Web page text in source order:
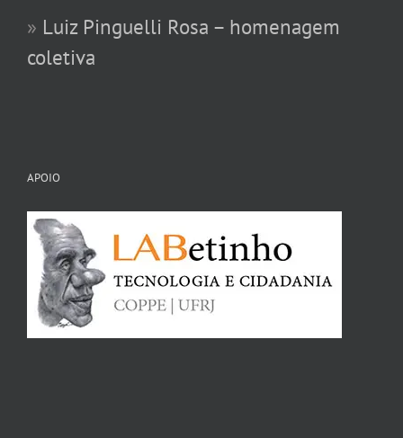
» Luiz Pinguelli Rosa – homenagem
coletiva
APOIO